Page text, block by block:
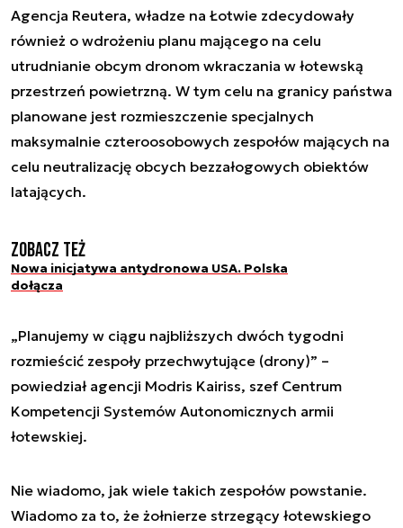
Agencja Reutera, władze na Łotwie zdecydowały
również o wdrożeniu planu mającego na celu
utrudnianie obcym dronom wkraczania w łotewską
przestrzeń powietrzną. W tym celu na granicy państwa
planowane jest rozmieszczenie specjalnych
maksymalnie czteroosobowych zespołów mających na
celu neutralizację obcych bezzałogowych obiektów
latających.
Zobacz też
Nowa inicjatywa antydronowa USA. Polska
dołącza
„Planujemy w ciągu najbliższych dwóch tygodni
rozmieścić zespoły przechwytujące (drony)” –
powiedział agencji Modris Kairiss, szef Centrum
Kompetencji Systemów Autonomicznych armii
łotewskiej.
Nie wiadomo, jak wiele takich zespołów powstanie.
Wiadomo za to, że żołnierze strzegący łotewskiego